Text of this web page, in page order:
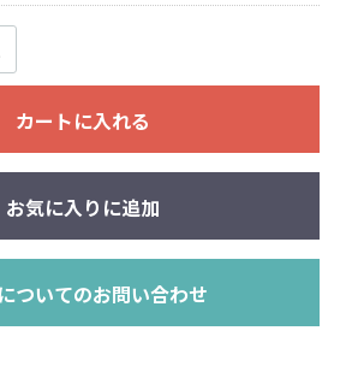
カートに入れる
お気に入りに追加
ついてのお問い合わせ